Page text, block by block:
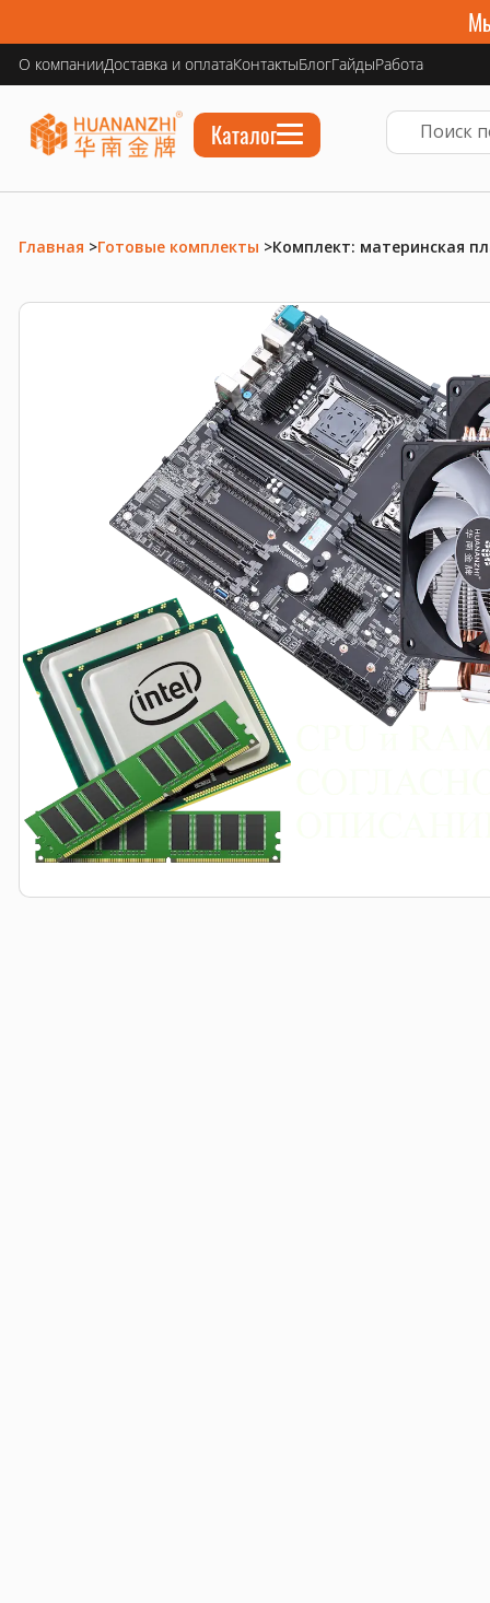
О компанииДоставка и оплатаКонтактыБлогГайдыРабота
Каталог
Главная >Готовые комплекты >Комплект: материнская